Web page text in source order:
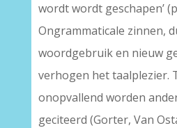
wordt wordt geschapen’
Ongrammaticale zinnen,
woordgebruik en nieuw
verhogen het taalplezier.
onopvallend worden
geciteerd (Gorter, Van